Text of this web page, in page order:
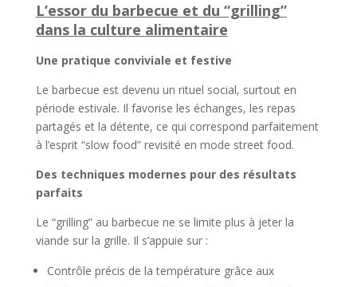
L’essor du barbecue et du “grilling”
dans la culture alimentaire
Une pratique conviviale et festive
Le barbecue est devenu un rituel social, surtout en
période estivale. Il favorise les échanges, les repas
partagés et la détente, ce qui correspond parfaitement
à l’esprit “slow food” revisité en mode street food.
Des techniques modernes pour des résultats
parfaits
Le “grilling” au barbecue ne se limite plus à jeter la
viande sur la grille. Il s’appuie sur :
Contrôle précis de la température grâce aux